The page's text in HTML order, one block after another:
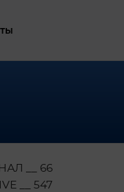
__ 66
__ 547